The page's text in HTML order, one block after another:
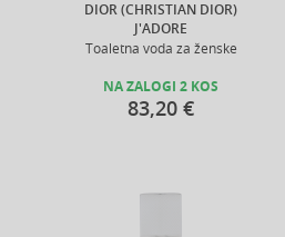
DIOR (CHRISTIAN DIOR)
J'ADORE
Toaletna voda za ženske
NA ZALOGI 2 KOS
83,20 €